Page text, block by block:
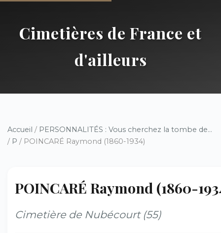
Cimetières de France et
d'ailleurs
Accueil / PERSONNALITÉS : Vous cherchez la tombe de...
/ P / POINCARÉ Raymond (1860-1934)
POINCARÉ Raymond (1860-
Cimetière de Nubécourt (55)